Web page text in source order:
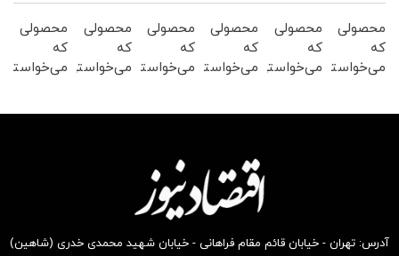
محصولی
که
می‌خواستی
محصولی
که
می‌خواستی
محصولی
که
می‌خواستی
بخر !
محصولی
که
می‌خواستی
بخر !
محصولی
که
می‌خواستی
محصولی
که
می‌خواستی
آدرس: تهران - خیابان قائم مقام فراهانی - خیابان شهید محمدی خدری (شاهین)